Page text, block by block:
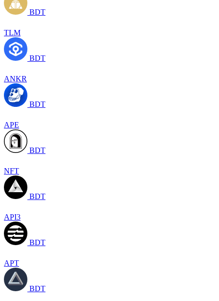
BDT
TLM
BDT
ANKR
BDT
APE
BDT
NFT
BDT
API3
BDT
APT
BDT